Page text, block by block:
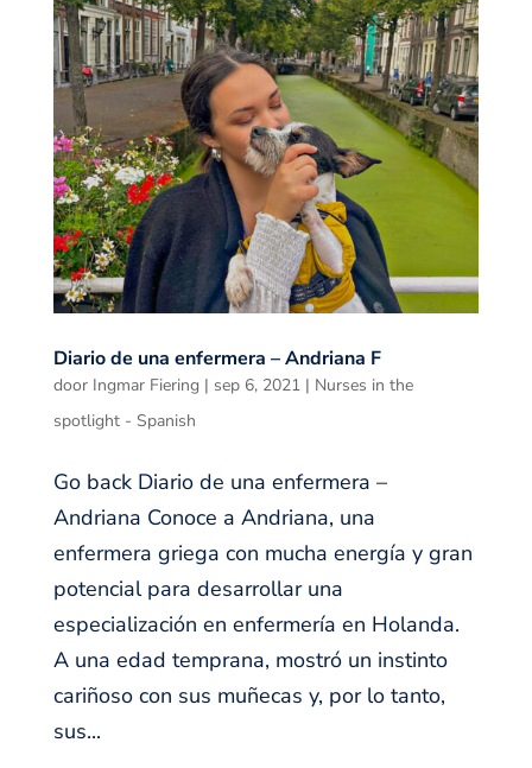
Diario de una enfermera – Andriana F
door Ingmar Fiering | sep 6, 2021| Nurses in the
spotlight - Spanish
Go back Diario de una enfermera –
Andriana Conoce a Andriana, una
enfermera griega con mucha energía y gran
potencial para desarrollar una
especialización en enfermería en Holanda.
A una edad temprana, mostró un instinto
cariñoso con sus muñecas y, por lo tanto,
sus...